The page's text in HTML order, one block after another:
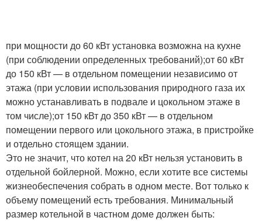
при мощности до 60 кВт установка возможна на кухне
(при соблюдении определенных требований);от 60 кВт
до 150 кВт — в отдельном помещении независимо от
этажа (при условии использования природного газа их
можно устанавливать в подвале и цокольном этаже в
том числе);от 150 кВт до 350 кВт — в отдельном
помещении первого или цокольного этажа, в пристройке
и отдельно стоящем здании.
Это не значит, что котел на 20 кВт нельзя установить в
отдельной бойлерной. Можно, если хотите все системы
жизнеобеспечения собрать в одном месте. Вот только к
объему помещений есть требования. Минимальный
размер котельной в частном доме должен быть: